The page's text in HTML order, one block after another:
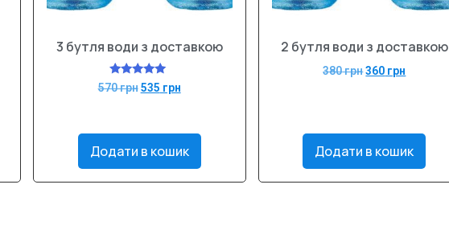
3 бутля води з доставкою
Оцінено в
5.00
570грн 535 грн
Додати в кошик
2 бутля води з доставкою
380грн360 грн
Додати в кошик